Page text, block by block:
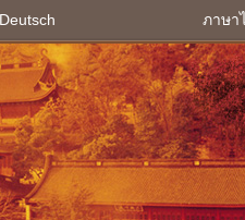
Deutsch ภาษา